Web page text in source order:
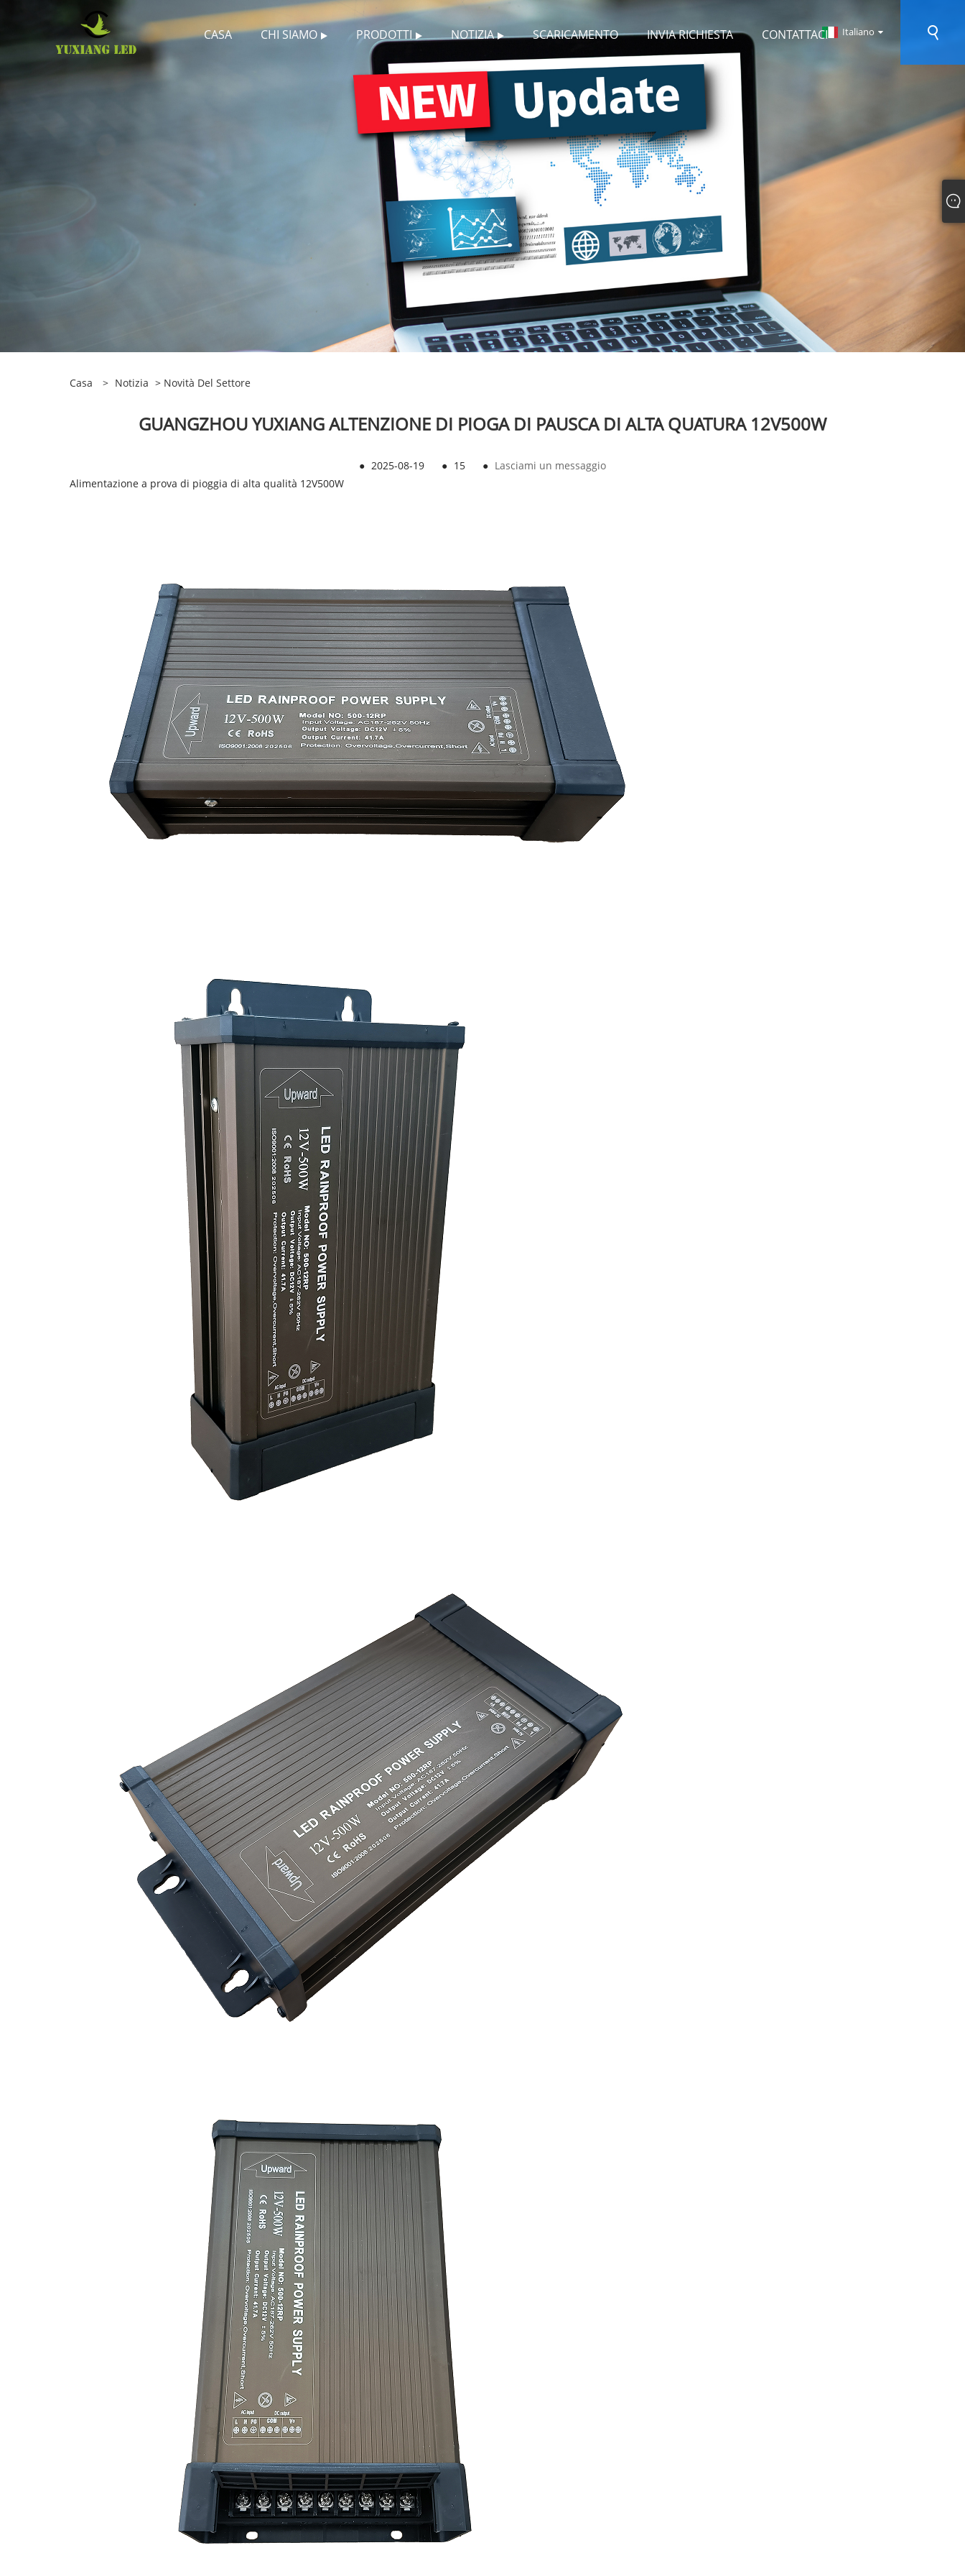
CASA CHI SIAMO PRODOTTI NOTIZIA SCARICAMENTO INVIA RICHIESTA CONTATTACI Italiano
Casa > Notizia > Novità Del Settore
GUANGZHOU YUXIANG ALTENZIONE DI PIOGA DI PAUSCA DI ALTA QUATURA 12V500W
● 2025-08-19 ● 15 ● Lasciami un messaggio
Alimentazione a prova di pioggia di alta qualità 12V500W